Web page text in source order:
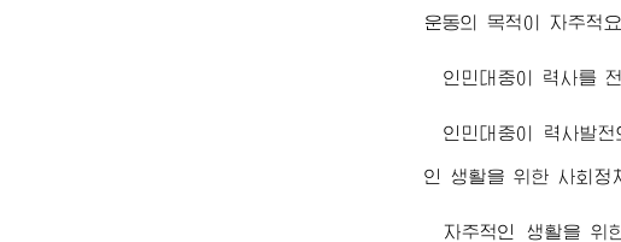
운동의 목적이 자주적
인민대중이 력사를
인민대중이 력사발
인 생활을 위한 사회정
자주적인 생활을 위